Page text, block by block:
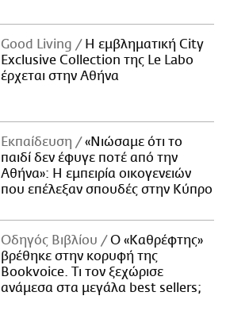
Good Living
Η εμβληματική City
Exclusive Collection της Le Labo
έρχεται στην Αθήνα
Εκπαίδευση
«Νιώσαμε ότι το
παιδί δεν έφυγε ποτέ από την
Αθήνα»: Η εμπειρία οικογενειών
που επέλεξαν σπουδές στην Κύπρο
Οδηγός Βιβλίου
Ο «Καθρέφτης»
βρέθηκε στην κορυφή της
Bookvoice. Τι τον ξεχώρισε
ανάμεσα στα μεγάλα best sellers;